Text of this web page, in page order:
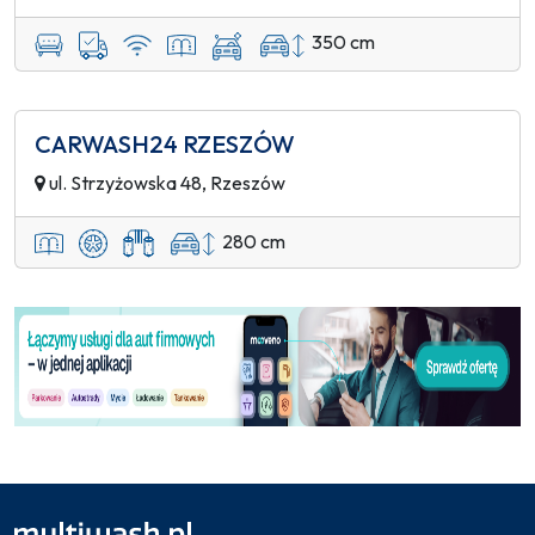
350 cm
CARWASH24 RZESZÓW
ul. Strzyżowska 48, Rzeszów
280 cm